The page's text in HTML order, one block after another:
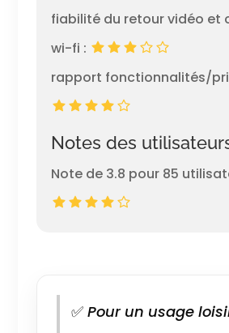
fiabilité du retour vidéo et
wi-fi :
rapport fonctionnalités/
Notes des
Note de 3.8 pour 85
✅Pour un usage